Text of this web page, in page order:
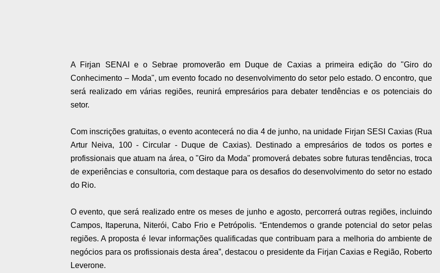
A Firjan SENAI e o Sebrae promoverão em Duque de Caxias a primeira edição do "Giro do
Conhecimento – Moda", um evento focado no desenvolvimento do setor pelo estado. O encontro, que
será realizado em várias regiões, reunirá empresários para debater tendências e os potenciais do
setor.
Com inscrições gratuitas, o evento acontecerá no dia 4 de junho, na unidade Firjan SESI Caxias (Rua
Artur Neiva, 100 - Circular - Duque de Caxias). Destinado a empresários de todos os portes e
profissionais que atuam na área, o "Giro da Moda" promoverá debates sobre futuras tendências, troca
de experiências e consultoria, com destaque para os desafios do desenvolvimento do setor no estado
do Rio.
O evento, que será realizado entre os meses de junho e agosto, percorrerá outras regiões, incluindo
Campos, Itaperuna, Niterói, Cabo Frio e Petrópolis. “Entendemos o grande potencial do setor pelas
regiões. A proposta é levar informações qualificadas que contribuam para a melhoria do ambiente de
negócios para os profissionais desta área”, destacou o presidente da Firjan Caxias e Região, Roberto
Leverone.